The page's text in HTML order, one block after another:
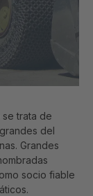
trata de
del
Grandes
socio fiable